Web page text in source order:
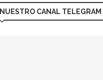
NUESTRO CANAL TELEGRAM